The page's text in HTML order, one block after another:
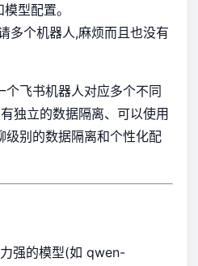
型配置。
多个机器人,麻烦而且也没有
个飞书机器人对应多个不同
独立的数据隔离、可以使用
级别的数据隔离和个性化配
强的模型(如 qwen-